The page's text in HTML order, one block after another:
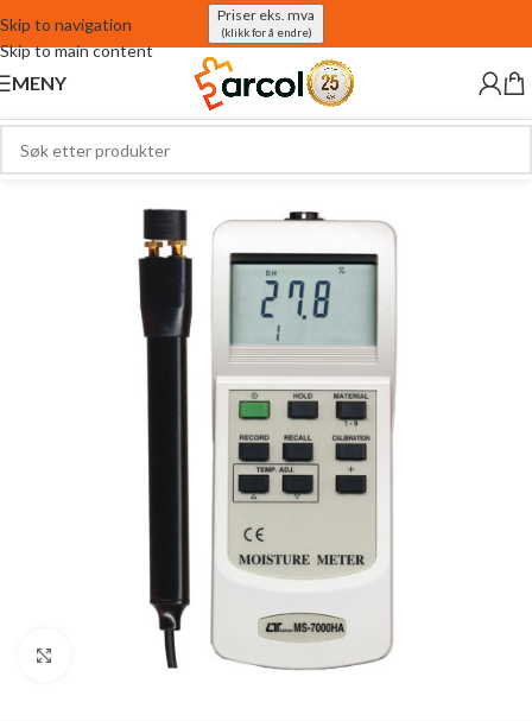
Skip to navigation
Skip to main content
Priser eks. mva
(klikk for å endre)
MENY
Click to enlarge